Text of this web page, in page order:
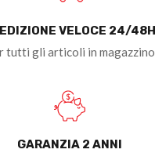
VELOCE 24/48H
tutti gli articoli in magazzino
GARANZIA 2 ANNI